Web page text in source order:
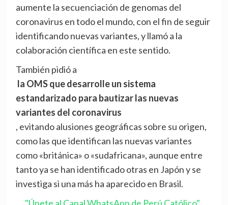
aumente la secuenciación de genomas del
coronavirus en todo el mundo, con el fin de seguir
identificando nuevas variantes, y llamó a la
colaboración científica en este sentido.
También pidió a
la OMS que desarrolle un sistema
estandarizado para bautizar las nuevas
variantes del coronavirus
, evitando alusiones geográficas sobre su origen,
como las que identifican las nuevas variantes
como «británica» o «sudafricana», aunque entre
tanto ya se han identificado otras en Japón y se
investiga si una más ha aparecido en Brasil.